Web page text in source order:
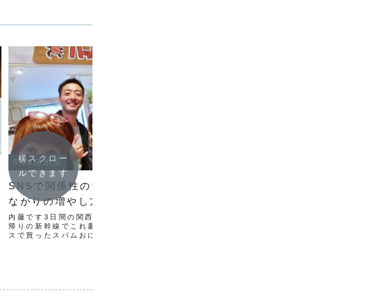
SNS活用法
SNSで関係性の深まる良質なつ
ながりの増やし方
内藤です3日間の関西出張も終わり。只今
帰りの新幹線でこれ書いてます。アロハ
スで買ったスパムおにぎり食べながら#ア
横スクロー
ルできます